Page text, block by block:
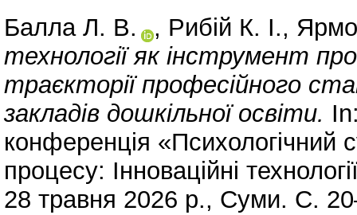
Балла Л. В. , Рибій К. І.,
технології як інструмент
траєкторії професійного
закладів дошкільної освіти.
конференція «Психологічний
процесу: Інноваційні
28 травня 2026 р., Суми. С.